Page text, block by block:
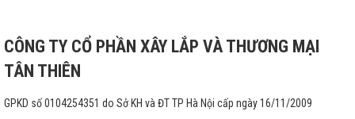
CÔNG TY CỔ PHẦN XÂY LẮP VÀ THƯƠNG MẠI
TÂN THIÊN
GPKD số 0104254351 do Sở KH và ĐT TP Hà Nội cấp ngày 16/11/2009